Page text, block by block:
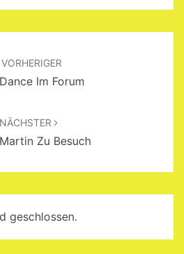
VORHERIGER
Im Forum
NÄCHSTER
Zu Besuch
geschlossen.